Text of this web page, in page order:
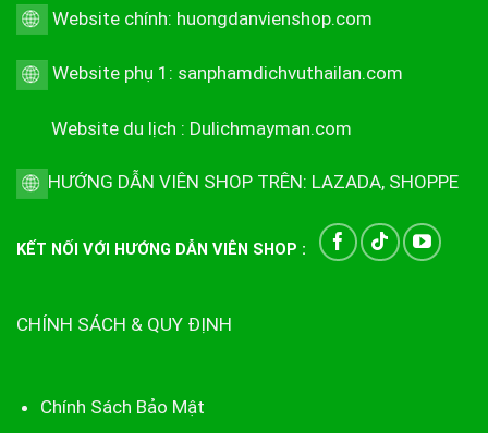
Website chính: huongdanvienshop.com
Website phụ 1: sanphamdichvuthailan.com
Website du lịch : Dulichmayman.com
HƯỚNG DẪN VIÊN SHOP TRÊN: LAZADA, SHOPPE
KẾT NỐI VỚI HƯỚNG DẪN VIÊN SHOP :
CHÍNH SÁCH & QUY ĐỊNH
Chính Sách Bảo Mật